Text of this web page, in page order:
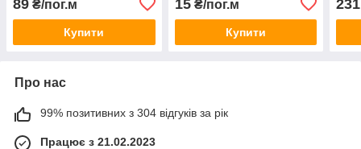
89 ₴/пог.м
Купити
15₴/пог.м
Купити
м
231
Про нас
99% позитивних з 304 відгуків за рік
Працює з 21.02.2023